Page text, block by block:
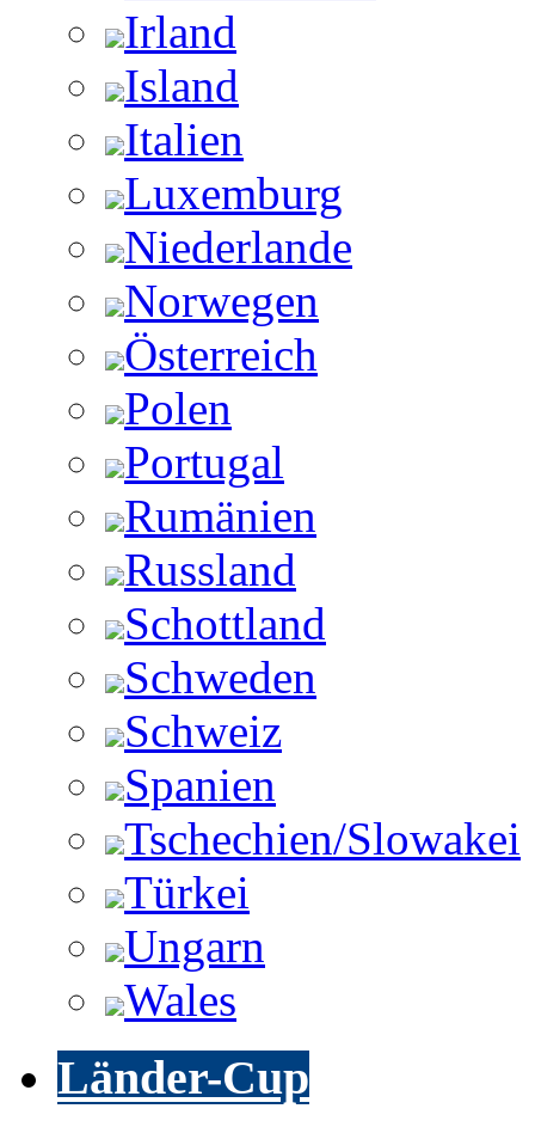
Irland
Island
Italien
Luxemburg
Niederlande
Norwegen
Österreich
Polen
Portugal
Rumänien
Russland
Schottland
Schweden
Schweiz
Spanien
Tschechien/Slowakei
Türkei
Ungarn
Wales
Länder-Cup